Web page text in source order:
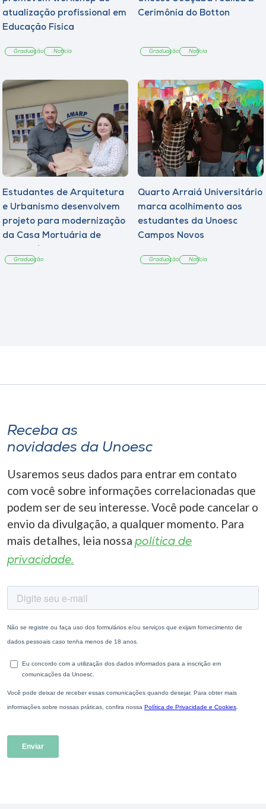
atualização profissional em
Educação Física
Graduação Notícia
Cerimônia do Botton
Graduação Notícia
Estudantes de Arquitetura
e Urbanismo desenvolvem
projeto para modernização
da Casa Mortuária de
Graduação
Quarto Arraiá Universitário
marca acolhimento aos
estudantes da Unoesc
Campos Novos
Graduação Notícia
Receba as
novidades da Unoesc
Usaremos seus dados para entrar em contato
com você sobre informações correlacionadas que
podem ser de seu interesse. Você pode cancelar o
envio da divulgação, a qualquer momento. Para
mais detalhes, leia nossa política de
privacidade.